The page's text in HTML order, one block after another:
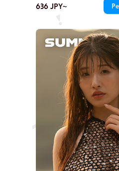
jūsų sukelia stiprų spaudimą
636 JPY~